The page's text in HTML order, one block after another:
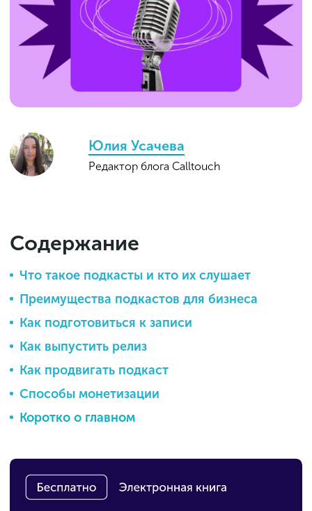
Юлия Усачева
Редактор блога Calltouch
Содержание
Что такое подкасты и кто их слушает
Преимущества подкастов для бизнеса
Как подготовиться к записи
Как выпустить релиз
Как продвигать подкаст
Способы монетизации
Коротко о главном